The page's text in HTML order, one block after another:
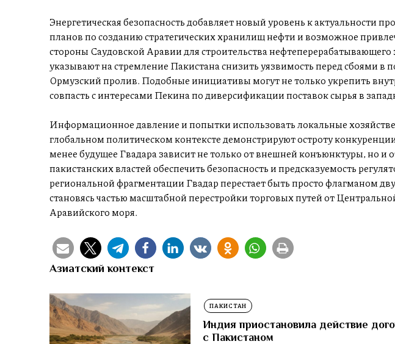
Энергетическая безопасность добавляет новый уровень к актуальности
планов по созданию стратегических хранилищ нефти и возможное
стороны Саудовской Аравии для строительства нефтеперерабатывающего
указывают на стремление Пакистана снизить уязвимость перед сбоями в
Ормузский пролив. Подобные инициативы могут не только укрепить
совпасть с интересами Пекина по диверсификации поставок сырья в
Информационное давление и попытки использовать локальные
глобальном политическом контексте демонстрируют остроту
менее будущее Гвадара зависит не только от внешней конъюнктуры, но и
пакистанских властей обеспечить безопасность и предсказуемость
региональной фрагментации Гвадар перестает быть просто флагманом
становясь частью масштабной перестройки торговых путей от
Аравийского моря.
Азиатский контекст
ПАКИСТАН
Индия приостановила действие
с Пакистаном